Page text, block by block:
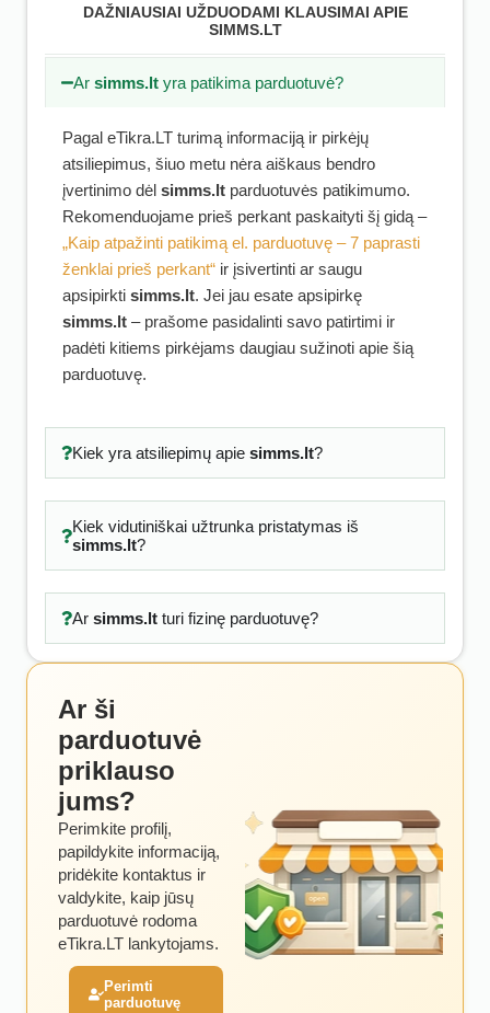
DAŽNIAUSIAI UŽDUODAMI KLAUSIMAI APIE
SIMMS.LT
Arsimms.lt yra patikima parduotuvė?
Pagal eTikra.LT turimą informaciją ir pirkėjų
atsiliepimus, šiuo metu nėra aiškaus bendro
įvertinimo dėl simms.lt parduotuvės patikimumo.
Rekomenduojame prieš perkant paskaityti šį gidą –
„Kaip atpažinti patikimą el. parduotuvę – 7 paprasti
ženklai prieš perkant“ ir įsivertinti ar saugu
apsipirkti simms.lt. Jei jau esate apsipirkę
simms.lt – prašome pasidalinti savo patirtimi ir
padėti kitiems pirkėjams daugiau sužinoti apie šią
parduotuvę.
Kiek yra atsiliepimų apie simms.lt?
Kiek vidutiniškai užtrunka pristatymas iš
simms.lt?
Ar simms.ltturi fizinę parduotuvę?
Ar ši
parduotuvė
priklauso
jums?
Perimkite profilį,
papildykite informaciją,
pridėkite kontaktus ir
valdykite, kaip jūsų
parduotuvė rodoma
eTikra.LT lankytojams.
Perimti
parduotuvę